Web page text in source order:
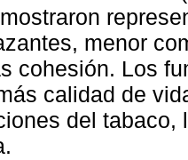
menor
cohesión. Los
calidad de
del